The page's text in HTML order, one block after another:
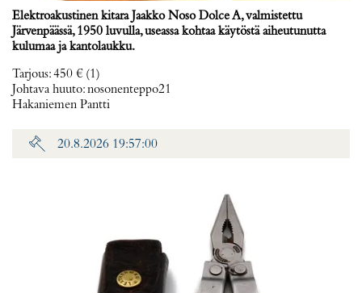
Elektroakustinen kitara Jaakko Noso Dolce A, valmistettu
Järvenpäässä, 1950 luvulla, useassa kohtaa käytöstä aiheutunutta
kulumaa ja kantolaukku.
Tarjous:450 € (1)
Johtava huuto:nosonenteppo21
Hakaniemen Pantti
20.8.2026 19:57:00